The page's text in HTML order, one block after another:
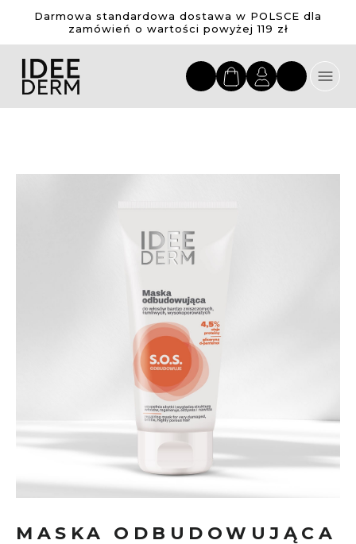
Darmowa standardowa dostawa w POLSCE dla
zamówień o wartości powyżej 119 zł
Przejdź
do
MASKA ODBUDOWUJĄCA
początek